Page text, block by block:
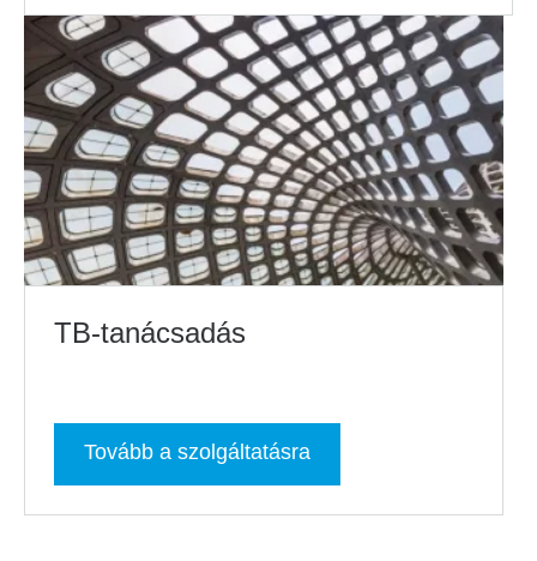
TB-tanácsadás
Tovább a szolgáltatásra